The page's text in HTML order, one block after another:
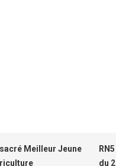
Meilleur Jeune
du